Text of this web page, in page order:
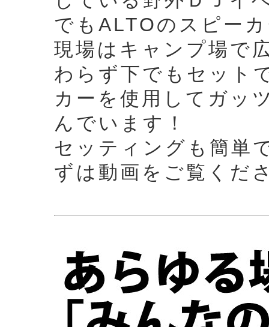
でもALTOのスピー
現場はキャンプ場で
わらず下でもセット
カーを使用してガッ
んでいます！
セッティングも簡単
ずは動画をご覧くだ